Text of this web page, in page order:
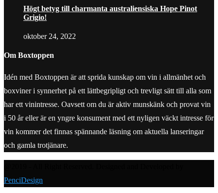
Högt betyg till charmanta australiensiska Hope Pinot
Grigio!
oktober 24, 2022
Om Boxtoppen
Idén med Boxtoppen är att sprida kunskap om vin i allmänhet och
boxviner i synnerhet på ett lättbegripligt och trevligt sätt till alla som
har ett vinintresse. Oavsett om du är aktiv munskänk och provat vin
i 50 år eller är en yngre konsument med ett nyligen väckt intresse för
vin kommer det finnas spännande läsning om aktuella lanseringar
och gamla trotjänare.
PenciDesign